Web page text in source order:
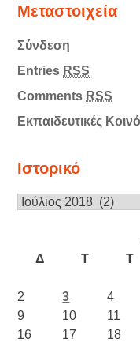
Μεταστοιχεία
Σύνδεση
Entries RSS
Comments RSS
Εκπαιδευτικές
Ιστορικό
Ιστορικό
Δ
Τ Τ
2
3 4
9
10 11
16
17 18